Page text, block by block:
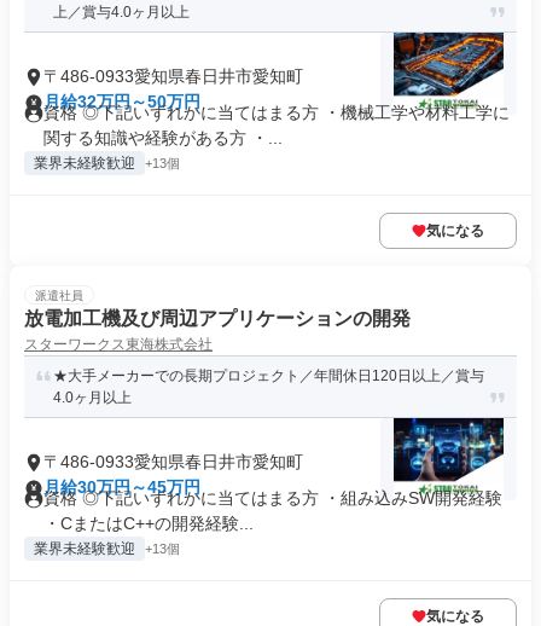
上／賞与4.0ヶ月以上
〒486-0933愛知県春日井市愛知町
月給32万円～50万円
資格 ◎下記いずれかに当てはまる方 ・機械工学や材料工学に
関する知識や経験がある方 ・...
業界未経験歓迎 +13個
気になる
派遣社員
放電加工機及び周辺アプリケーションの開発
スターワークス東海株式会社
★大手メーカーでの長期プロジェクト／年間休日120日以上／賞与
4.0ヶ月以上
〒486-0933愛知県春日井市愛知町
月給30万円～45万円
資格 ◎下記いずれかに当てはまる方 ・組み込みSW開発経験
・CまたはC++の開発経験...
業界未経験歓迎 +13個
気になる